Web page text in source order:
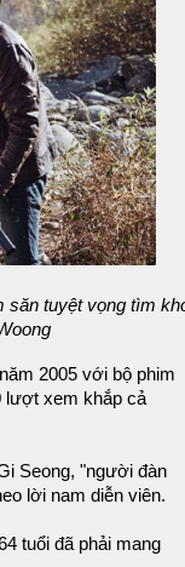
săn tuyệt vọng tìm
2005 với bộ phim
lượt xem khắp cả
Seong, "người đàn
lời nam diễn viên.
tuổi đã phải mang